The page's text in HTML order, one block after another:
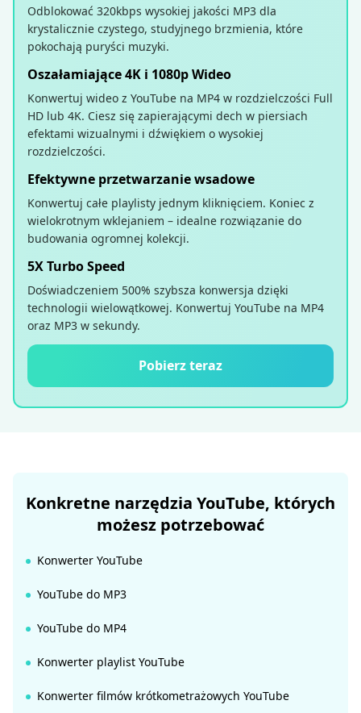
Odblokować 320kbps wysokiej jakości MP3 dla
krystalicznie czystego, studyjnego brzmienia, które
pokochają puryści muzyki.
Oszałamiające 4K i 1080p Wideo
Konwertuj wideo z YouTube na MP4 w rozdzielczości Full
HD lub 4K. Ciesz się zapierającymi dech w piersiach
efektami wizualnymi i dźwiękiem o wysokiej
rozdzielczości.
Efektywne przetwarzanie wsadowe
Konwertuj całe playlisty jednym kliknięciem. Koniec z
wielokrotnym wklejaniem – idealne rozwiązanie do
budowania ogromnej kolekcji.
5X Turbo Speed
Doświadczeniem 500% szybsza konwersja dzięki
technologii wielowątkowej. Konwertuj YouTube na MP4
oraz MP3 w sekundy.
Pobierz teraz
Konkretne narzędzia YouTube, których
możesz potrzebować
Konwerter YouTube
YouTube do MP3
YouTube do MP4
Konwerter playlist YouTube
Konwerter filmów krótkometrażowych YouTube